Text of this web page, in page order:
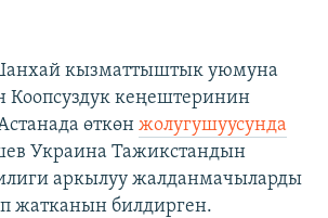
кызматтыштык уюмуна
Коопсуздук кеңештеринин
өткөн жолугушуусунда
Украина Тажикстандын
аркылуу жалданмачыларды
жатканын билдирген.